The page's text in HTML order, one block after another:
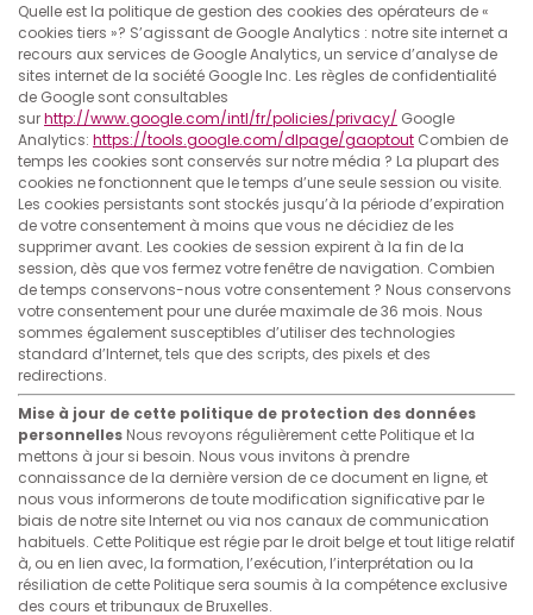
Quelle est la politique de gestion des cookies des opérateurs de «
cookies tiers »? S’agissant de Google Analytics : notre site internet a
recours aux services de Google Analytics, un service d’analyse de
sites internet de la société Google Inc. Les règles de confidentialité
de Google sont consultables
surhttp://www.google.com/intl/fr/policies/privacy/
Analytics: https://tools.google.com/dlpage/gaoptout
temps les cookies sont conservés sur notre média ? La plupart des
cookies ne fonctionnent que le temps d’une seule session ou visite.
Les cookies persistants sont stockés jusqu’à la période d’expiration
de votre consentement à moins que vous ne décidiez de les
supprimer avant. Les cookies de session expirent à la fin de la
session, dès que vos fermez votre fenêtre de navigation. Combien
de temps conservons-nous votre consentement ? Nous conservons
votre consentement pour une durée maximale de 36 mois. Nous
sommes également susceptibles d’utiliser des technologies
standard d’Internet, tels que des scripts, des pixels et des
redirections.
Mise à jour de cette politique de protection des données
personnelles
mettons à jour si besoin. Nous vous invitons à prendre
connaissance de la dernière version de ce document en ligne, et
nous vous informerons de toute modification significative par le
biais de notre site Internet ou via nos canaux de communication
habituels. Cette Politique est régie par le droit belge et tout litige relatif
à, ou en lien avec, la formation, l’exécution, l’interprétation ou la
résiliation de cette Politique sera soumis à la compétence exclusive
des cours et tribunaux de Bruxelles.